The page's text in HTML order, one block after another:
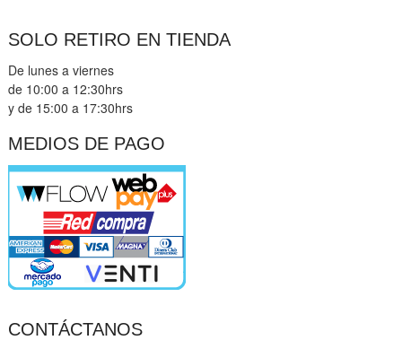
SOLO RETIRO EN TIENDA
De lunes a viernes
de 10:00 a 12:30hrs
y de 15:00 a 17:30hrs
MEDIOS DE PAGO
CONTÁCTANOS